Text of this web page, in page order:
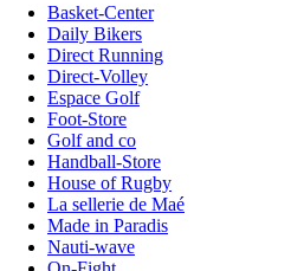
Basket-Center
Daily Bikers
Direct Running
Direct-Volley
Espace Golf
Foot-Store
Golf and co
Handball-Store
House of Rugby
La sellerie de Maé
Made in Paradis
Nauti-wave